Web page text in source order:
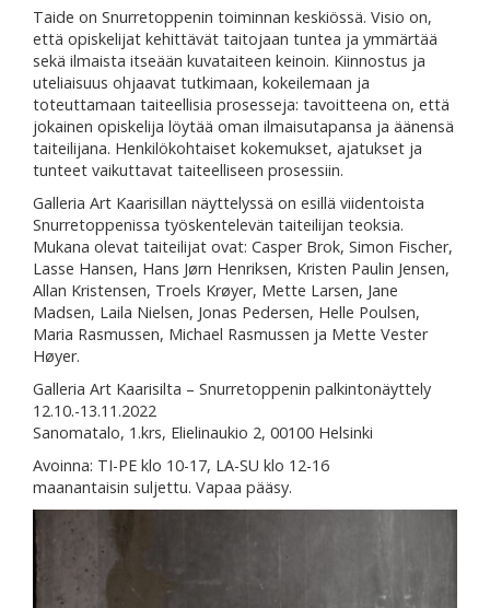
Taide on Snurretoppenin toiminnan keskiössä. Visio on,
että opiskelijat kehittävät taitojaan tuntea ja ymmärtää
sekä ilmaista itseään kuvataiteen keinoin. Kiinnostus ja
uteliaisuus ohjaavat tutkimaan, kokeilemaan ja
toteuttamaan taiteellisia prosesseja: tavoitteena on, että
jokainen opiskelija löytää oman ilmaisutapansa ja äänensä
taiteilijana. Henkilökohtaiset kokemukset, ajatukset ja
tunteet vaikuttavat taiteelliseen prosessiin.
Galleria Art Kaarisillan näyttelyssä on esillä viidentoista
Snurretoppenissa työskentelevän taiteilijan teoksia.
Mukana olevat taiteilijat ovat: Casper Brok, Simon Fischer,
Lasse Hansen, Hans Jørn Henriksen, Kristen Paulin Jensen,
Allan Kristensen, Troels Krøyer, Mette Larsen, Jane
Madsen, Laila Nielsen, Jonas Pedersen, Helle Poulsen,
Maria Rasmussen, Michael Rasmussen ja Mette Vester
Høyer.
Galleria Art Kaarisilta – Snurretoppenin palkintonäyttely
12.10.-13.11.2022
Sanomatalo, 1.krs, Elielinaukio 2, 00100 Helsinki
Avoinna: TI-PE klo 10-17, LA-SU klo 12-16
maanantaisin suljettu. Vapaa pääsy.